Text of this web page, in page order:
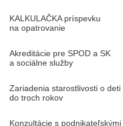
KALKULAČKA príspevku
na opatrovanie
Akreditácie pre SPOD a SK
a sociálne služby
Zariadenia starostlivosti o deti
do troch rokov
Konzultácie s podnikateľskými